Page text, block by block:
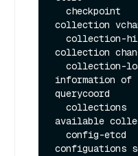
collection
collection
information of
querycoord
available
configuations